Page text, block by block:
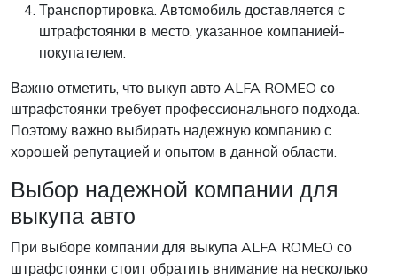
Транспортировка. Автомобиль доставляется с
штрафстоянки в место, указанное компанией-
покупателем.
Важно отметить, что выкуп авто ALFA ROMEO со
штрафстоянки требует профессионального подхода.
Поэтому важно выбирать надежную компанию с
хорошей репутацией и опытом в данной области.
Выбор надежной компании для
выкупа авто
При выборе компании для выкупа ALFA ROMEO со
штрафстоянки стоит обратить внимание на несколько